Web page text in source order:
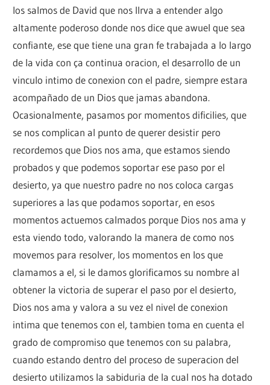
los salmos de David que nos llrva a entender algo
altamente poderoso donde nos dice que awuel que sea
confiante, ese que tiene una gran fe trabajada a lo largo
de la vida con ça continua oracion, el desarrollo de un
vinculo intimo de conexion con el padre, siempre estara
acompañado de un Dios que jamas abandona.
Ocasionalmente, pasamos por momentos dificilies, que
se nos complican al punto de querer desistir pero
recordemos que Dios nos ama, que estamos siendo
probados y que podemos soportar ese paso por el
desierto, ya que nuestro padre no nos coloca cargas
superiores a las que podamos soportar, en esos
momentos actuemos calmados porque Dios nos ama y
esta viendo todo, valorando la manera de como nos
movemos para resolver, los momentos en los que
clamamos a el, si le damos glorificamos su nombre al
obtener la victoria de superar el paso por el desierto,
Dios nos ama y valora a su vez el nivel de conexion
intima que tenemos con el, tambien toma en cuenta el
grado de compromiso que tenemos con su palabra,
cuando estando dentro del proceso de superacion del
desierto utilizamos la sabiduria de la cual nos ha dotado